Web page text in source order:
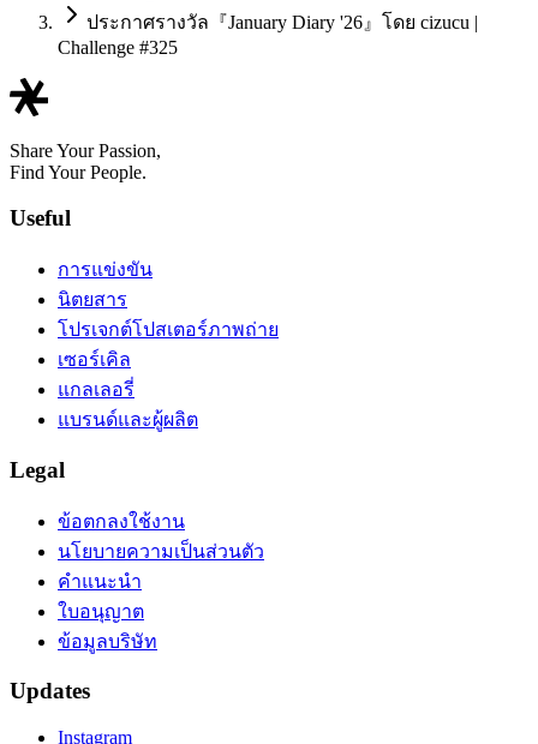
ประกาศรางวัล『January Diary '26』โดย cizucu |
Challenge #325
Share Your Passion,
Find Your People.
Useful
การแข่งขัน
นิตยสาร
โปรเจกต์โปสเตอร์ภาพถ่าย
เซอร์เคิล
แกลเลอรี่
แบรนด์และผู้ผลิต
Legal
ข้อตกลงใช้งาน
นโยบายความเป็นส่วนตัว
คำแนะนำ
ใบอนุญาต
ข้อมูลบริษัท
Updates
Instagram